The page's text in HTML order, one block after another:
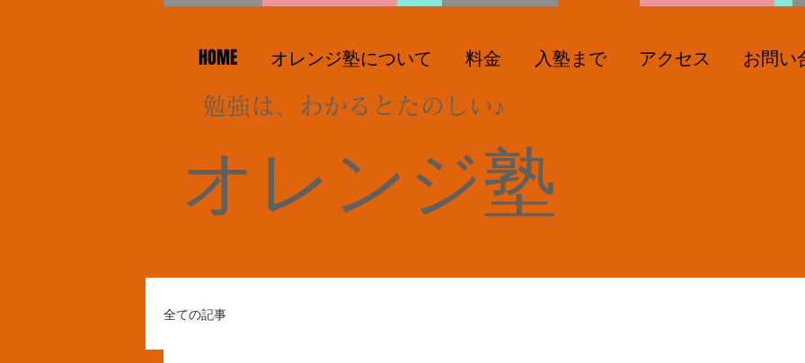
HOME オレンジ塾について 料金 入塾まで アクセス お問い
勉強は、わかるとたのしい♪
オレンジ塾
全ての記事